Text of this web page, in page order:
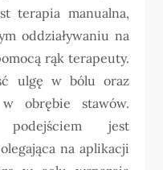
terapia manualna,
oddziaływaniu na
rąk terapeuty.
ulgę w bólu oraz
obrębie stawów.
podejściem jest
na aplikacji